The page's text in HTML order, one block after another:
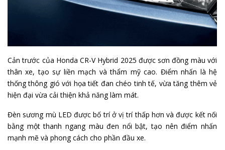
Cản trước của Honda CR-V Hybrid 2025 được sơn đồng màu với
thân xe, tạo sự liền mạch và thẩm mỹ cao. Điểm nhấn là hệ
thống thông gió với họa tiết đan chéo tinh tế, vừa tăng thêm vẻ
hiện đại vừa cải thiện khả năng làm mát.
Đèn sương mù LED được bố trí ở vị trí thấp hơn và được kết nối
bằng một thanh ngang màu đen nổi bật, tạo nên điểm nhấn
mạnh mẽ và phong cách cho phần đầu xe.